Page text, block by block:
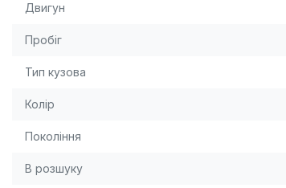
Двигун
Пробіг
Тип кузова
Колір
Покоління
В розшуку